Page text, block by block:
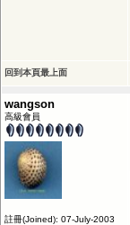
回到本頁最上面
wangson
高級會員
註冊(Joined): 07-July-2003